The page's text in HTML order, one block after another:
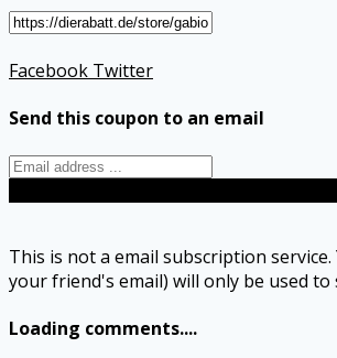
Facebook Twitter
Send this coupon to an email
This is not a email subscription
your friend's email) will only be used to
Loading comments....